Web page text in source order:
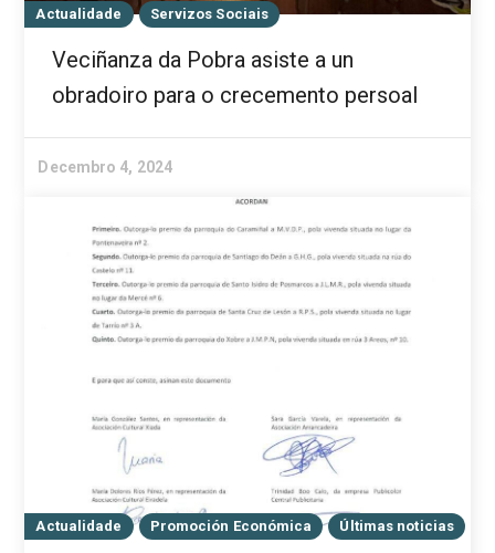
Actualidade Servizos Sociais
Veciñanza da Pobra asiste a un
obradoiro para o crecemento persoal
Decembro 4, 2024
Actualidade Promoción Económica Últimas noticias